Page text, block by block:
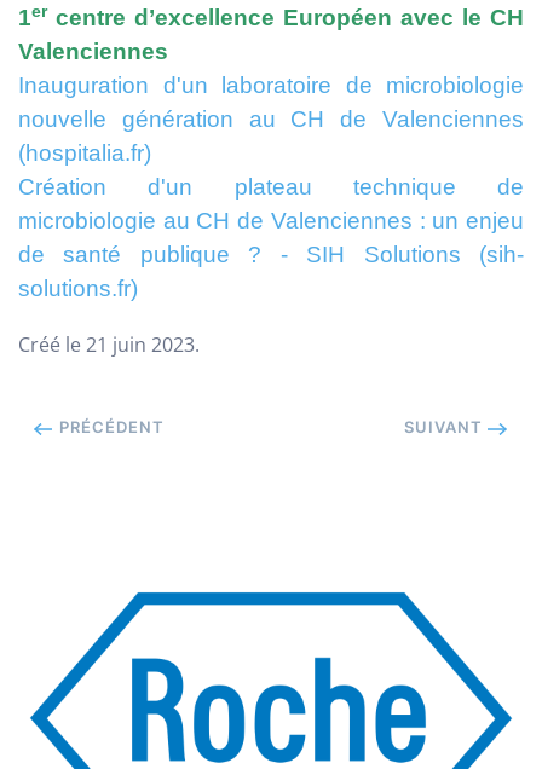
1ercentre d’excellence Européen avec le CH
Valenciennes
Inauguration d'un laboratoire de microbiologie
nouvelle génération au CH de Valenciennes
(hospitalia.fr)
Création d'un plateau technique de
microbiologie au CH de Valenciennes : un enjeu
de santé publique ? - SIH Solutions (sih-
solutions.fr)
Créé le 21 juin 2023.
PRÉCÉDENT SUIVANT